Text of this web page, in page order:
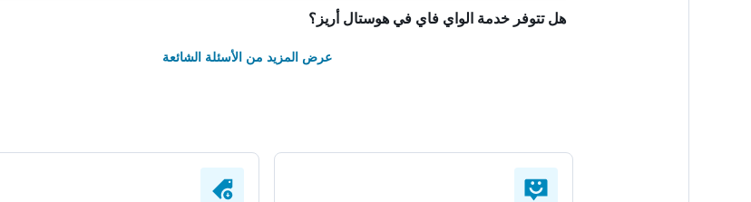
هل تتوفر خدمة الواي فاي في هوستال أريز؟
عرض المزيد من الأسئلة الشائعة